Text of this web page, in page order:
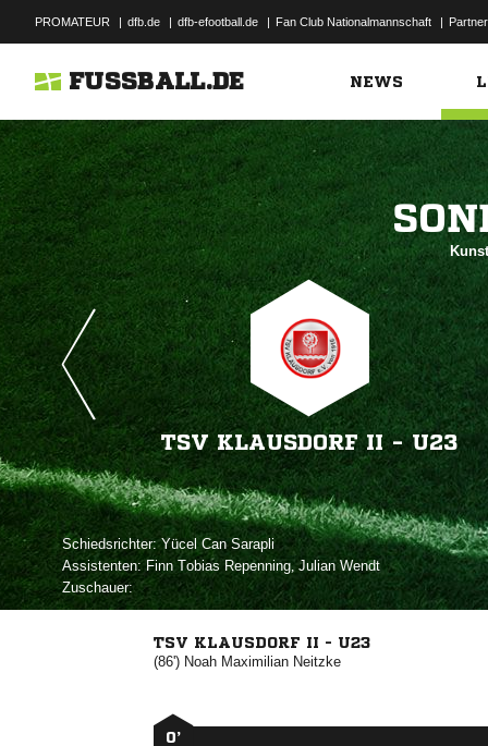
PROMATEUR | dfb.de | dfb-efootball.de | Fan Club Nationalmannschaft | Partner
FUSSBALL.DE NEWS
TSV KLAUSDORF II - U23
Schiedsrichter:  
Assistenten:  ,  
Zuschauer:
TSV KLAUSDORF II - U23
(86')  
0’